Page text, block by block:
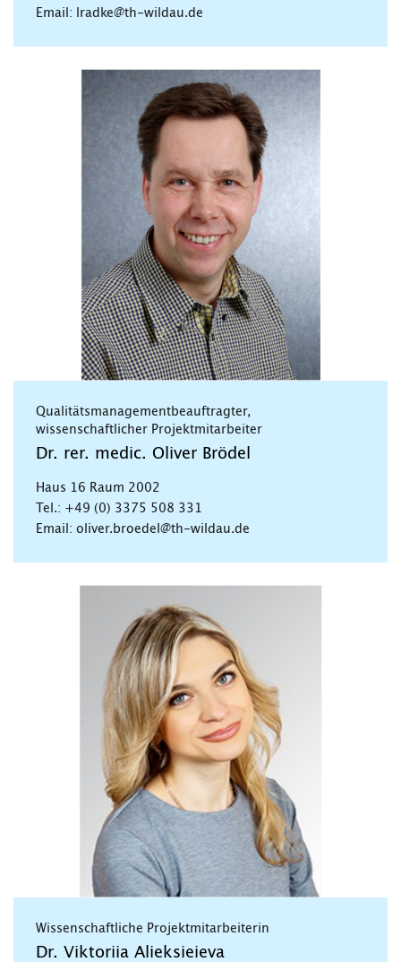
Email: lradke@th-wildau.de
Qualitätsmanagementbeauftragter,
wissenschaftlicher Projektmitarbeiter
Dr. rer. medic. Oliver Brödel
Haus 16 Raum 2002
Tel.: +49 (0) 3375 508 331
Email: oliver.broedel@th-wildau.de
Wissenschaftliche Projektmitarbeiterin
Dr. Viktoriia Alieksieieva